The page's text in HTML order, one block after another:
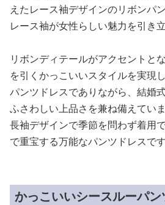
えたレース袖デザインのリボンパ
レース袖が女性らしい魅力を引き立
リボンディテールがアクセントと
を引くかっこいいスタイルを実現し
パンツドレスでありながら、結婚
ふさわしい上品さを兼ね備えていま
長袖デザインで季節を問わず着用
で重宝する万能なパンツドレスです
かっこいいシースルーパ